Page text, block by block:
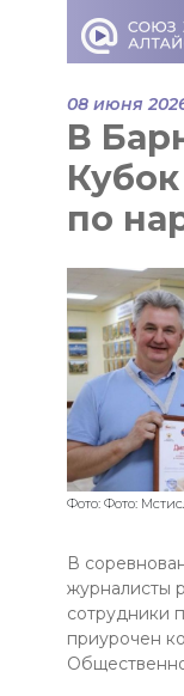
08 июня
В
по
Фото: Фото:
В
журналисты
сотрудники
приурочен